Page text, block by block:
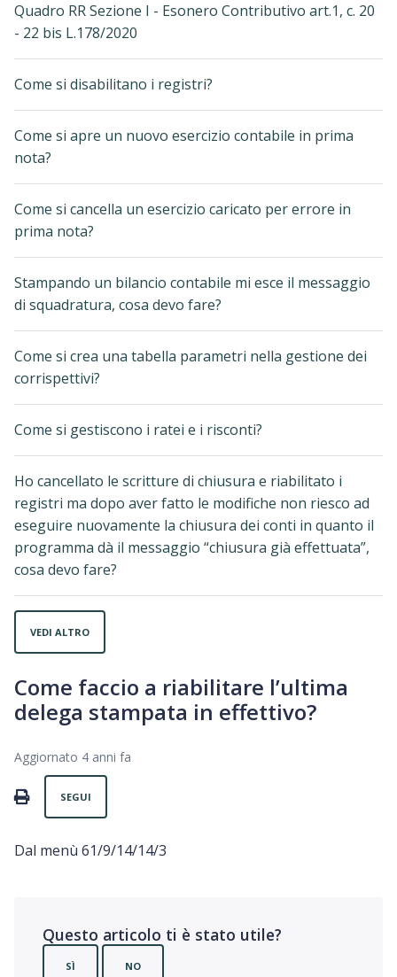
Quadro RR Sezione I - Esonero Contributivo art.1, c. 20
- 22 bis L.178/2020
Come si disabilitano i registri?
Come si apre un nuovo esercizio contabile in prima
nota?
Come si cancella un esercizio caricato per errore in
prima nota?
Stampando un bilancio contabile mi esce il messaggio
di squadratura, cosa devo fare?
Come si crea una tabella parametri nella gestione dei
corrispettivi?
Come si gestiscono i ratei e i risconti?
Ho cancellato le scritture di chiusura e riabilitato i
registri ma dopo aver fatto le modifiche non riesco ad
eseguire nuovamente la chiusura dei conti in quanto il
programma dà il messaggio “chiusura già effettuata”,
cosa devo fare?
VEDI ALTRO
Come faccio a riabilitare l’ultima
delega stampata in effettivo?
Aggiornato 4 anni fa
PRINT
SEGUI
Dal menù 61/9/14/14/3
Questo articolo ti è stato utile?
SÌ NO